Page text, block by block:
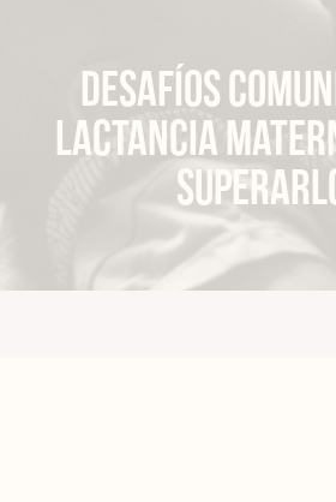
Desafíos
lactancia